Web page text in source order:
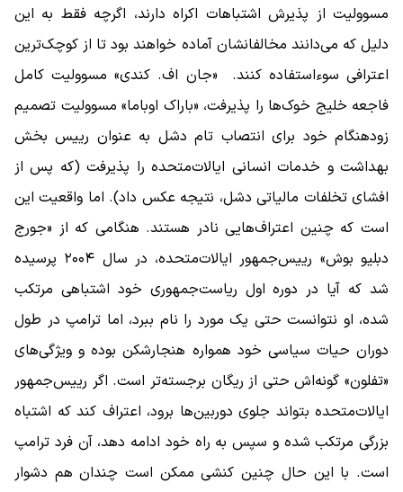
مسوولیت از پذیرش اشتباهات اکراه دارند، اگرچه فقط به این
دلیل که می‌دانند مخالفانشان آماده خواهند بود تا از کوچک‌ترین
اعترافی سوءاستفاده کنند. «جان اف. کندی» مسوولیت کامل
فاجعه خلیج خوک‌ها را پذیرفت، «باراک اوباما» مسوولیت تصمیم
زودهنگام خود برای انتصاب تام دشل به عنوان رییس بخش
بهداشت و خدمات انسانی ایالات‌متحده را پذیرفت (که پس از
افشای تخلفات مالیاتی دشل، نتیجه عکس داد). اما واقعیت این
است که چنین اعتراف‌هایی نادر هستند. هنگامی که از «جورج
دبلیو بوش» رییس‌جمهور ایالات‌متحده، در سال ۲۰۰۴ پرسیده
شد که آیا در دوره اول ریاست‌جمهوری خود اشتباهی مرتکب
شده، او نتوانست حتی یک مورد را نام ببرد، اما ترامپ در طول
دوران حیات سیاسی خود همواره هنجارشکن بوده و ویژگی‌های
«تفلون» گونه‌اش حتی از ریگان برجسته‌تر است. اگر رییس‌جمهور
ایالات‌متحده بتواند جلوی دوربین‌ها برود، اعتراف کند که اشتباه
بزرگی مرتکب شده و سپس به راه خود ادامه دهد، آن فرد ترامپ
است. با این حال چنین کنشی ممکن است چندان هم دشوار